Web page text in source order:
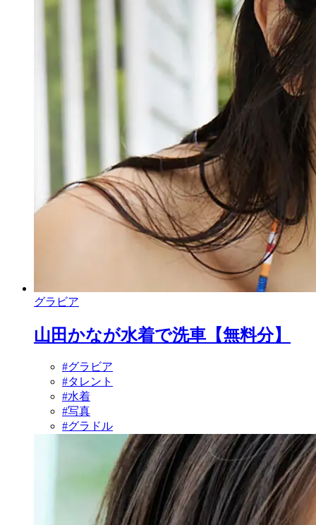
グラビア
山田かなが水着で洗車【無料分】
#グラビア
#タレント
#水着
#写真
#グラドル